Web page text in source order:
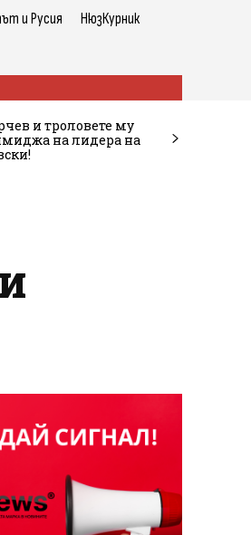
и Русия НюзКурник
и троловете му
на лидера на